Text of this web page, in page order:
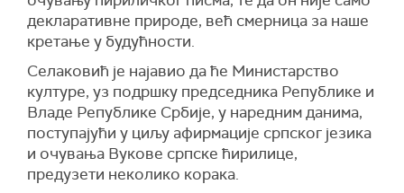
декларативне природе, већ смерница за наше
кретање у будућности.
Селаковић је најавио да ће Министарство
културе, уз подршку председника Републике и
Владе Републике Србије, у наредним данима,
поступајући у циљу афирмације српског језика
и очувања Вукове српске ћирилице,
предузети неколико корака.